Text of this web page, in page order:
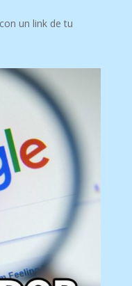
un link de tu